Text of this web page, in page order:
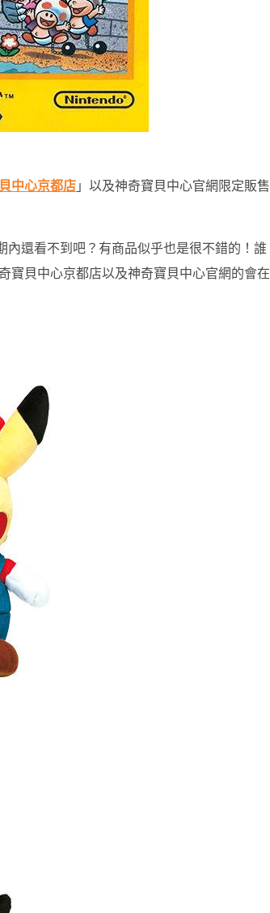
中心京都店 」以及神奇寶貝中心官網限定販售
還看不到吧？有商品似乎也是很不錯的！誰
寶貝中心京都店以及神奇寶貝中心官網的會在